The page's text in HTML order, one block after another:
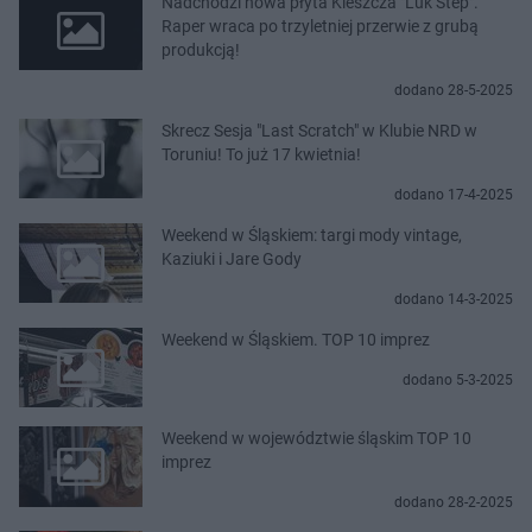
Raper wraca po trzyletniej przerwie z grubą
produkcją!
dodano 28-5-2025
Skrecz Sesja "Last Scratch" w Klubie NRD w
Toruniu! To już 17 kwietnia!
dodano 17-4-2025
Weekend w Śląskiem: targi mody vintage,
Kaziuki i Jare Gody
dodano 14-3-2025
Weekend w Śląskiem. TOP 10 imprez
dodano 5-3-2025
Weekend w województwie śląskim TOP 10
imprez
dodano 28-2-2025